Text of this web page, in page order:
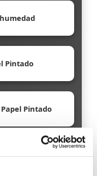
Pintado
Pintado